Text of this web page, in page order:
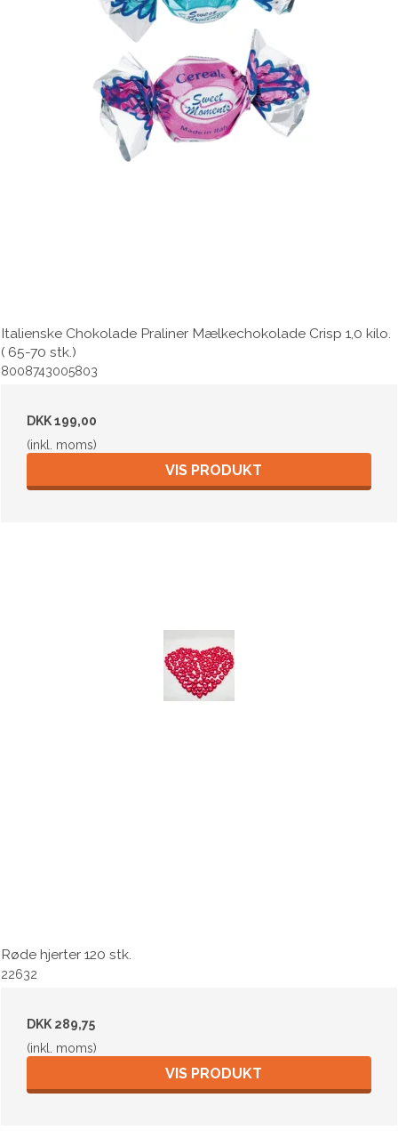
Italienske Chokolade Praliner Mælkechokolade Crisp 1,0 kilo.
( 65-70 stk.)
8008743005803
DKK 199,00
(inkl. moms)
VIS PRODUKT
Røde hjerter 120 stk.
22632
DKK 289,75
(inkl. moms)
VIS PRODUKT